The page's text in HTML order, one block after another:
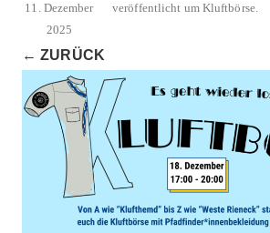
veröffentlicht
11. Dezember
2025
um Kluftbörse.
← ZURÜCK